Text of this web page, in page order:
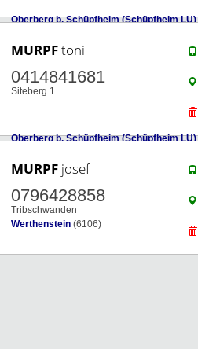
Oberberg b. Schüpfheim (Schüpfheim LU)
MURPFtoni
0414841681
Siteberg 1
Oberberg b. Schüpfheim (Schüpfheim LU)
MURPF josef
0796428858
Tribschwanden
Werthenstein (6106)